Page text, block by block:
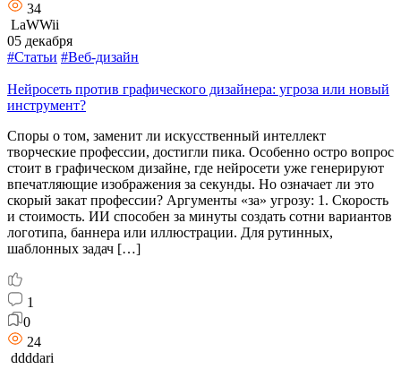
34
LaWWii
05 декабря
#Статьи #Веб-дизайн
Нейросеть против графического дизайнера: угроза или новый
инструмент?
Споры о том, заменит ли искусственный интеллект
творческие профессии, достигли пика. Особенно остро вопрос
стоит в графическом дизайне, где нейросети уже генерируют
впечатляющие изображения за секунды. Но означает ли это
скорый закат профессии? Аргументы «за» угрозу: 1. Скорость
и стоимость. ИИ способен за минуты создать сотни вариантов
логотипа, баннера или иллюстрации. Для рутинных,
шаблонных задач […]
1
0
24
ddddari